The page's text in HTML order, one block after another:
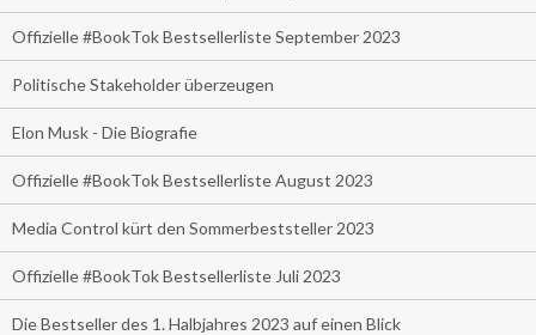
Offizielle #BookTok Bestsellerliste September 2023
Politische Stakeholder überzeugen
Elon Musk - Die Biografie
Offizielle #BookTok Bestsellerliste August 2023
Media Control kürt den Sommerbeststeller 2023
Offizielle #BookTok Bestsellerliste Juli 2023
Die Bestseller des 1. Halbjahres 2023 auf einen Blick